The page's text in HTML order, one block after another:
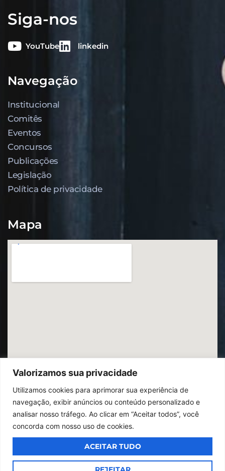
Valorizamos sua privacidade
Utilizamos cookies para aprimorar sua experiência de
navegação, exibir anúncios ou conteúdo personalizado e
analisar nosso tráfego. Ao clicar em “Aceitar todos”, você
concorda com nosso uso de cookies.
ACEITAR TUDO
Siga-nos
YouTube linkedin
Navegação
Institucional
Comitês
Eventos
Concursos
Publicações
Legislação
Política de privacidade
Mapa
Todos os direitos reservados,
Design By Jumps